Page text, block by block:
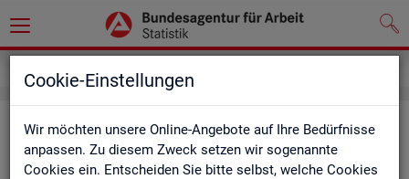
Cookie-Einstellungen
Wir möchten unsere Online-Angebote auf Ihre Bedürfnisse
anpassen. Zu diesem Zweck setzen wir sogenannte
Cookies ein. Entscheiden Sie bitte selbst, welche Cookies
Im­pres­sum der Sta­tis­tik der Bun­
des­agen­tur für Ar­beit (BA)